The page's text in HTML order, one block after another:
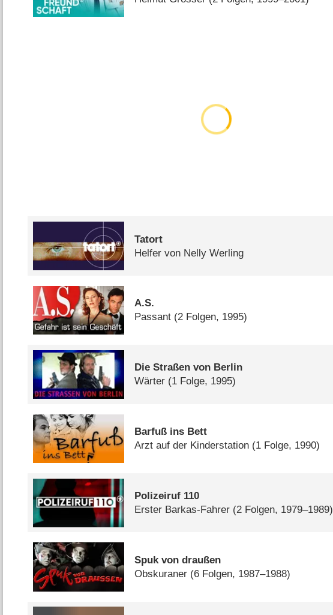
Tatort
Helfer von Nelly Werling
A.S.
Passant (2 Folgen, 1995)
Die Straßen von Berlin
Wärter (1 Folge, 1995)
Barfuß ins Bett
Arzt auf der Kinderstation (1 Folge, 1990)
Polizeiruf 110
Erster Barkas-Fahrer (2 Folgen, 1979–1989)
Spuk von draußen
Obskuraner (6 Folgen, 1987–1988)